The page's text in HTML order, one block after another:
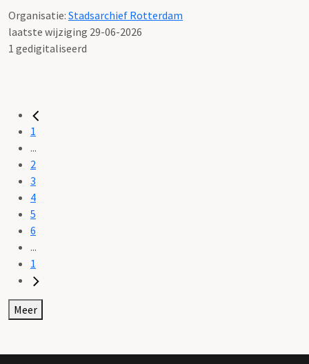
Organisatie: Stadsarchief Rotterdam
laatste wijziging 29-06-2026
1 gedigitaliseerd
1
...
2
3
4
5
6
...
1
Meer